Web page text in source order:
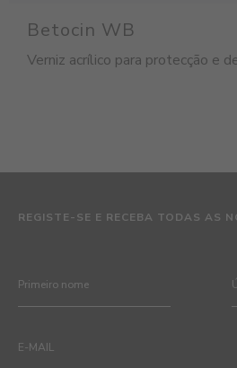
Betocin WB
Verniz acrílico para protecção e
REGISTE-SE E RECEBA TODAS AS